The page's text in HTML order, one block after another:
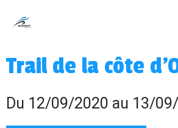
Trail de la côte
Du 12/09/2020 au 13/